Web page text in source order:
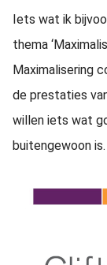
Iets wat ik
thema
Maximalisering
de prestaties
willen iets wat
buitengewoon is.